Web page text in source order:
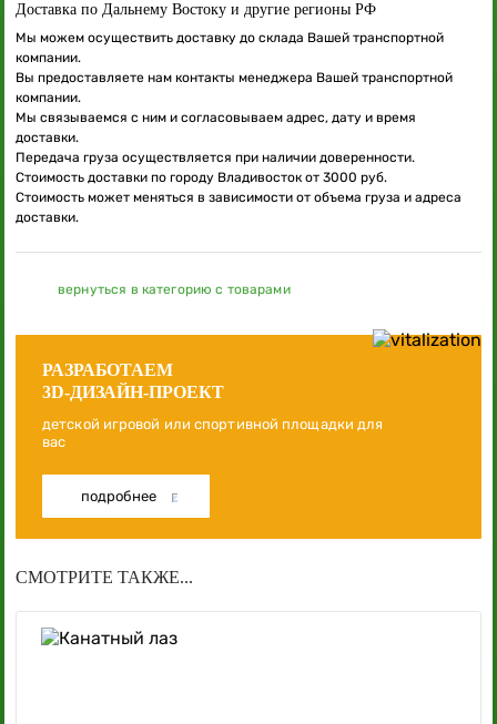
Доставка по Дальнему Востоку и другие регионы РФ
Мы можем осуществить доставку до склада Вашей транспортной
компании.
Вы предоставляете нам контакты менеджера Вашей транспортной
компании.
Мы связываемся с ним и согласовываем адрес, дату и время
доставки.
Передача груза осуществляется при наличии доверенности.
Стоимость доставки по городу Владивосток от 3000 руб.
Стоимость может меняться в зависимости от объема груза и адреса
доставки.
вернуться в категорию с товарами
РАЗРАБОТАЕМ
3D-ДИЗАЙН-ПРОЕКТ
детской игровой или спортивной площадки для
вас
подробнее
СМОТРИТЕ ТАКЖЕ...